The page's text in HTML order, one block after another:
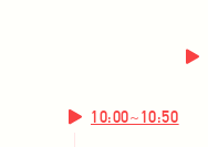
10:00~10:50